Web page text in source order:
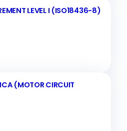
LEVEL I (ISO18436-8)
(MOTOR CIRCUIT